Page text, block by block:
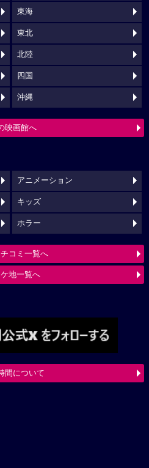
東海
東北
北陸
四国
沖縄
映画館へ
アニメーション
キッズ
ホラー
コミ一覧へ
地一覧へ
間について